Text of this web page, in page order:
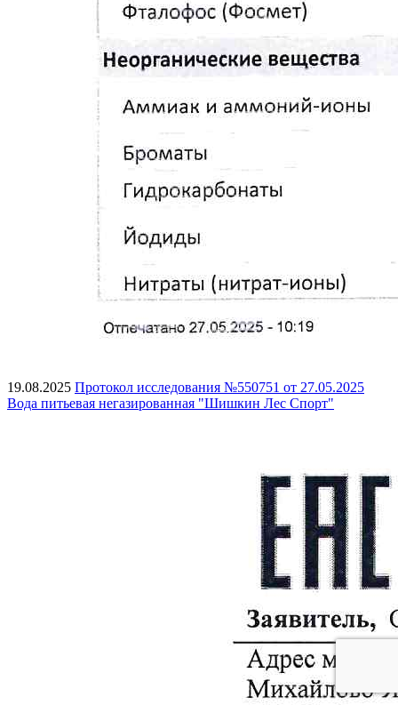
19.08.2025 Протокол исследования №550751 от 27.05.2025
Вода питьевая негазированная "Шишкин Лес Спорт"